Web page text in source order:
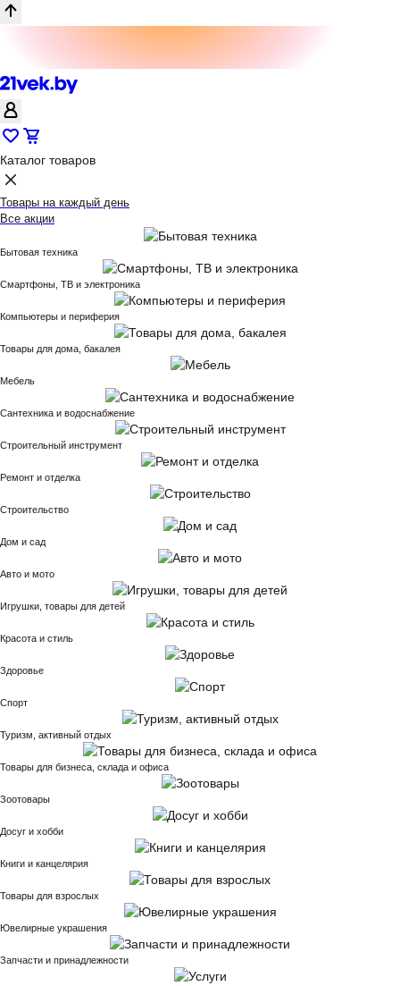
Каталог товаров
Товары на каждый день
Все акции
Бытовая техника
Смартфоны, ТВ и электроника
Компьютеры и периферия
Товары для дома, бакалея
Мебель
Сантехника и водоснабжение
Строительный инструмент
Ремонт и отделка
Строительство
Дом и сад
Авто и мото
Игрушки, товары для детей
Красота и стиль
Здоровье
Спорт
Туризм, активный отдых
Товары для бизнеса, склада и офиса
Зоотовары
Досуг и хобби
Книги и канцелярия
Товары для взрослых
Ювелирные украшения
Запчасти и принадлежности